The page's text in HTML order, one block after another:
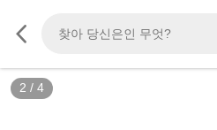
3 / 4